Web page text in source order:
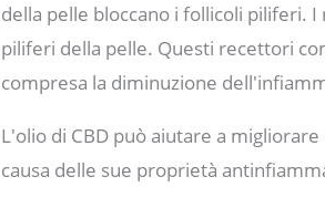
della pelle bloccano i follicoli piliferi.
piliferi della pelle. Questi recettori
compresa la diminuzione
L'olio di CBD può aiutare a
causa delle sue proprietà